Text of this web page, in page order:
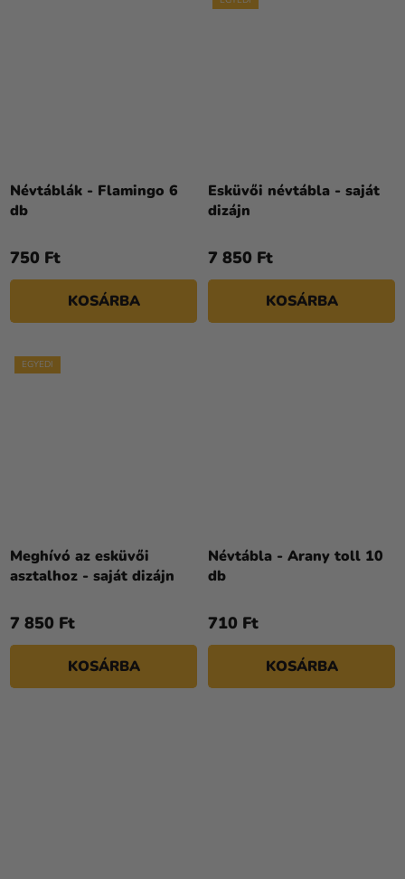
Névtáblák - Flamingo 6
db
750 Ft
KOSÁRBA
Esküvői névtábla - saját
dizájn
7 850 Ft
KOSÁRBA
EGYEDI
Meghívó az esküvői
asztalhoz - saját dizájn
7 850 Ft
KOSÁRBA
Névtábla - Arany toll 10
db
710 Ft
KOSÁRBA